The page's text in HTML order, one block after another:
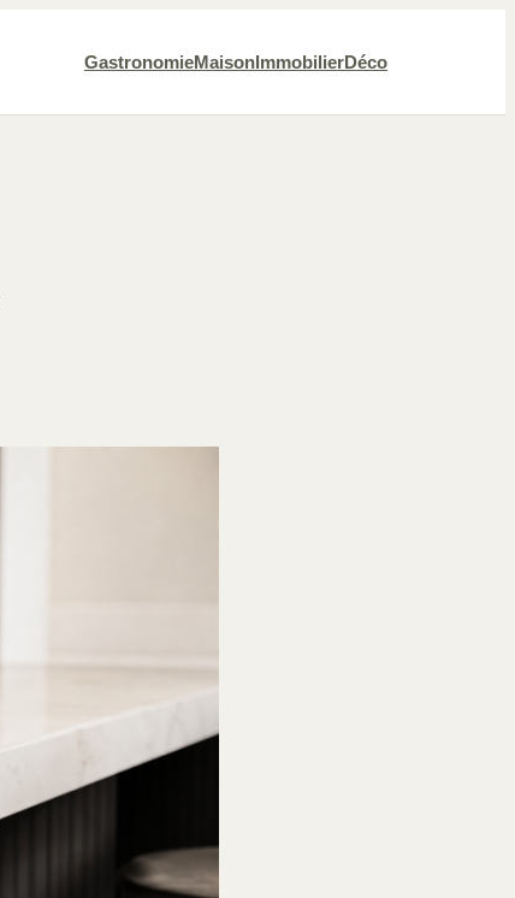
GastronomieMaisonImmobilierDéco